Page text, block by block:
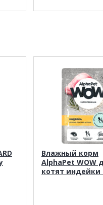
Влажный корм
AlphaPet WOW
котят индейки